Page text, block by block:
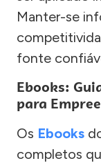
Manter-se
fonte
Ebooks:
para
Os Ebooks
completos